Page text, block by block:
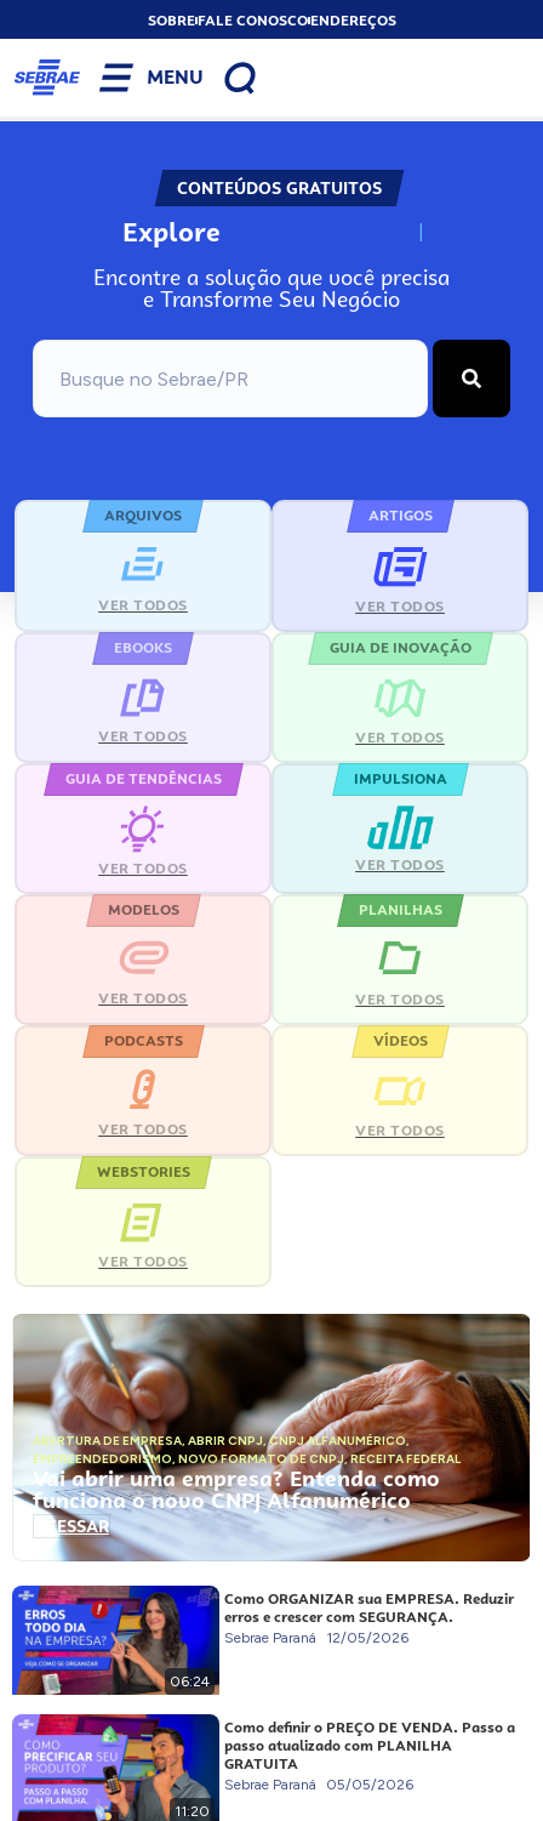
SOBREFALE CONOSCOENDEREÇOS
MENU
CONTEÚDOS GRATUITOS
Explore N
Encontre a solução que você precisa
e Transforme Seu Negócio
ARQUIVOS
VER TODOS
ARTIGOS
VER TODOS
EBOOKS
VER TODOS
GUIA DE INOVAÇÃO
VER TODOS
GUIA DE TENDÊNCIAS
VER TODOS
IMPULSIONA
VER TODOS
MODELOS
VER TODOS
PLANILHAS
VER TODOS
PODCASTS
VER TODOS
VÍDEOS
VER TODOS
WEBSTORIES
VER TODOS
ABERTURA DE EMPRESA, ABRIR CNPJ,CNPJ ALFANUMÉRICO,
EMPREENDEDORISMO, NOVO FORMATO DE CNPJ,RECEITA FEDERAL
Vai abrir uma empresa? Entenda como
funciona o novo CNPJ Alfanumérico
ACESSAR
06:24
Como ORGANIZAR sua EMPRESA. Reduzir
erros e crescer com SEGURANÇA.
Sebrae Paraná 12/05/2026
11:20
Como definir o PREÇO DE VENDA. Passo a
passo atualizado com PLANILHA
GRATUITA
Sebrae Paraná 05/05/2026